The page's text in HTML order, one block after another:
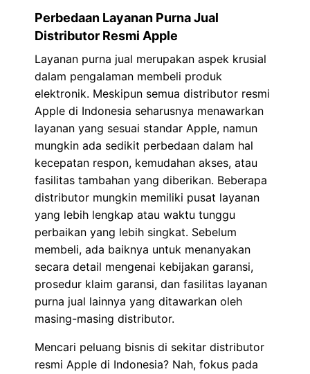
Perbedaan Layanan Purna Jual
Distributor Resmi Apple
Layanan purna jual merupakan aspek krusial
dalam pengalaman membeli produk
elektronik. Meskipun semua distributor resmi
Apple di Indonesia seharusnya menawarkan
layanan yang sesuai standar Apple, namun
mungkin ada sedikit perbedaan dalam hal
kecepatan respon, kemudahan akses, atau
fasilitas tambahan yang diberikan. Beberapa
distributor mungkin memiliki pusat layanan
yang lebih lengkap atau waktu tunggu
perbaikan yang lebih singkat. Sebelum
membeli, ada baiknya untuk menanyakan
secara detail mengenai kebijakan garansi,
prosedur klaim garansi, dan fasilitas layanan
purna jual lainnya yang ditawarkan oleh
masing-masing distributor.
Mencari peluang bisnis di sekitar distributor
resmi Apple di Indonesia? Nah, fokus pada